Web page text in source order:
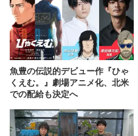
魚豊の伝説的デビュー作『ひゃ
くえむ。』劇場アニメ化、北米
での配給も決定へ